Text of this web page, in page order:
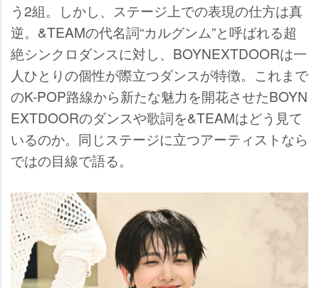
う2組。しかし、ステージ上での表現の仕方は真
逆。&TEAMの代名詞“カルグンム”と呼ばれる超
絶シンクロダンスに対し、BOYNEXTDOORは一
人ひとりの個性が際立つダンスが特徴。これまで
のK-POP路線から新たな魅力を開花させたBOYN
EXTDOORのダンスや歌詞を&TEAMはどう見て
いるのか。同じステージに立つアーティストなら
ではの目線で語る。